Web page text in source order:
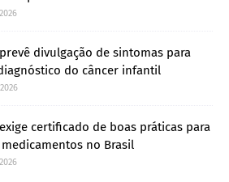
divulgação de sintomas para
do câncer infantil
certificado de boas práticas para
no Brasil